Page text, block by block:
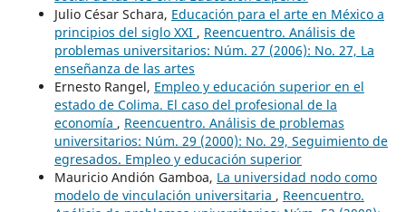
Julio César Schara, Educación para el arte en México a
principios del siglo XXI , Reencuentro. Análisis de
problemas universitarios: Núm. 27 (2006): No. 27, La
enseñanza de las artes
Ernesto Rangel, Empleo y educación superior en el
estado de Colima. El caso del profesional de la
economía , Reencuentro. Análisis de problemas
universitarios: Núm. 29 (2000): No. 29, Seguimiento de
egresados. Empleo y educación superior
Mauricio Andión Gamboa, La universidad nodo como
modelo de vinculación universitaria , Reencuentro.